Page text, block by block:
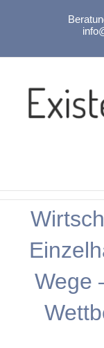
Wege